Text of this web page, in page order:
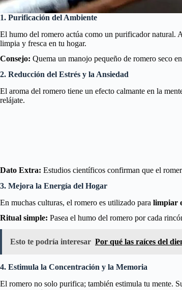
1. Purificación del Ambiente
El humo del romero actúa como un purificador natural.
limpia y fresca en tu hogar.
Consejo: Quema un manojo pequeño de romero seco
2. Reducción del Estrés y la Ansiedad
El aroma del romero tiene un efecto calmante en la
relájate.
Dato Extra: Estudios científicos confirman que el
3. Mejora la Energía del Hogar
En muchas culturas, el romero es utilizado para limpiar
Ritual simple: Pasea el humo del romero por cada
Esto te podría interesar Por qué las raíces del
4. Estimula la Concentración y la Memoria
El romero no solo purifica; también estimula tu mente.